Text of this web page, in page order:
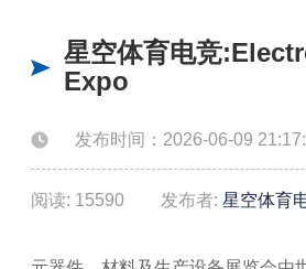
星空体育电竞
Expo
发布时间：2026-06-09
阅读: 15590 发布者: 星空体育